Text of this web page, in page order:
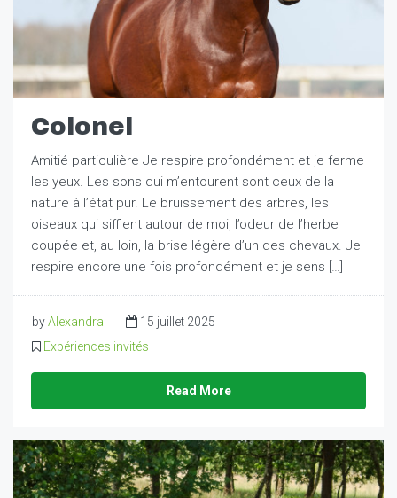
Colonel
Amitié particulière Je respire profondément et je ferme
les yeux. Les sons qui m’entourent sont ceux de la
nature à l’état pur. Le bruissement des arbres, les
oiseaux qui sifflent autour de moi, l’odeur de l’herbe
coupée et, au loin, la brise légère d’un des chevaux. Je
respire encore une fois profondément et je sens […]
byAlexandra
15 juillet 2025
Expériences invités
Read More